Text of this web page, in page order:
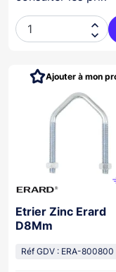


Etrier Zinc Erard
D8Mm
Réf GDV : ERA-800800
Ajouter à mon